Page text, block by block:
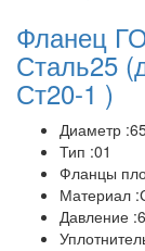
Фланец
Сталь25
Ст20-1 )
Диаметр
Тип :01
Фланцы
Материал
Давление